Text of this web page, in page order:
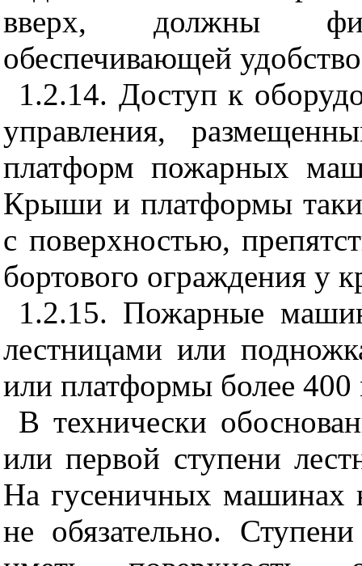
вверх, должны
обеспечивающей
1.2.14. Доступ к
управления,
платформ пожарных
Крыши и платформы
с поверхностью,
бортового ограждения у
1.2.15. Пожарные
лестницами или
или платформы более
В технически
или первой ступени
На гусеничных машинах
не обязательно.